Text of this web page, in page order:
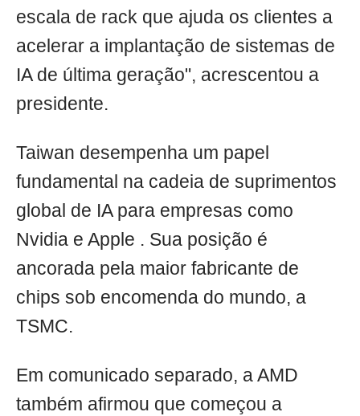
escala de rack que ajuda os clientes a
acelerar a implantação de sistemas de
IA de última geração", acrescentou a
presidente.
Taiwan desempenha um papel
fundamental na cadeia de suprimentos
global de IA para empresas como
Nvidia e Apple . Sua posição é
ancorada pela maior fabricante de
chips sob encomenda do mundo, a
TSMC.
Em comunicado separado, a AMD
também afirmou que começou a